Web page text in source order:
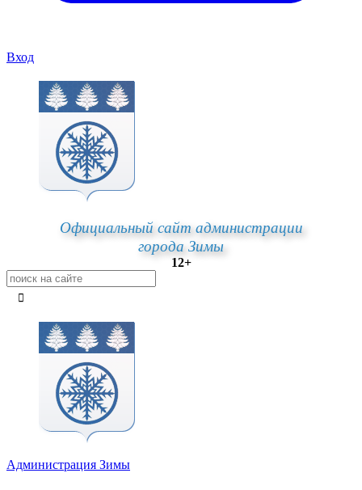
Вход
Официальный сайт администрации
города Зимы
12+
Администрация Зимы